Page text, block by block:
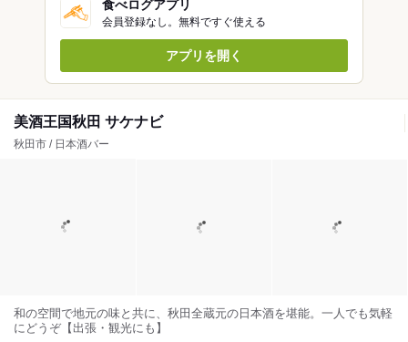
食べログアプリ
会員登録なし。無料ですぐ使える
アプリを開く
美酒王国秋田 サケナビ
秋田市 / 日本酒バー
和の空間で地元の味と共に、秋田全蔵元の日本酒を堪能。一人でも気軽
にどうぞ【出張・観光にも】